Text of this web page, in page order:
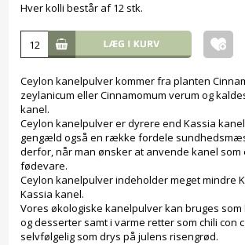
Hver kolli består af 12 stk.
Ceylon kanelpulver kommer fra planten
zeylanicum eller Cinnamomum verum og
kanel.
Ceylon kanelpulver er dyrere end Kassia
gengæld også en række fordele
derfor, når man ønsker at anvende kanel som
fødevare.
Ceylon kanelpulver indeholder meget mindre
Kassia kanel.
Vores økologiske kanelpulver kan bruges
og desserter samt i varme retter som chili con
selvfølgelig som drys på julens risengrød.